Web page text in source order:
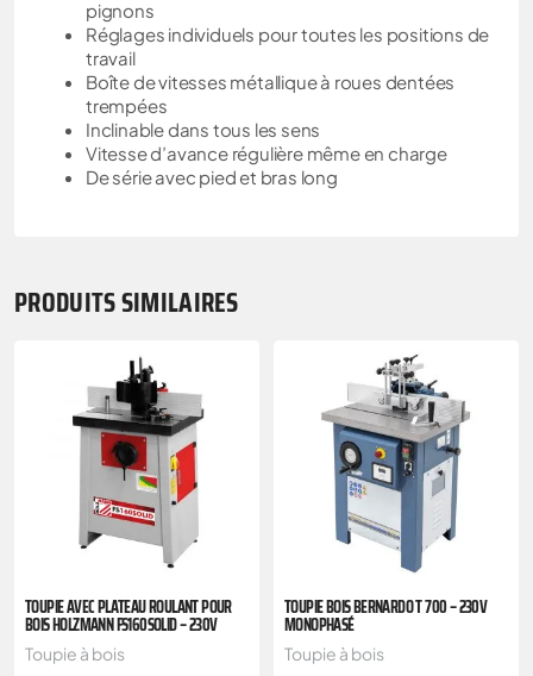
pignons
Réglages individuels pour toutes les positions de
travail
Boîte de vitesses métallique à roues dentées
trempées
Inclinable dans tous les sens
Vitesse d’avance régulière même en charge
De série avec pied et bras long
PRODUITS SIMILAIRES
TOUPIE AVEC PLATEAU ROULANT POUR
BOIS HOLZMANN FS160SOLID – 230V
Toupie à bois
TOUPIE BOIS BERNARDO T 700 – 230V
MONOPHASÉ
Toupie à bois